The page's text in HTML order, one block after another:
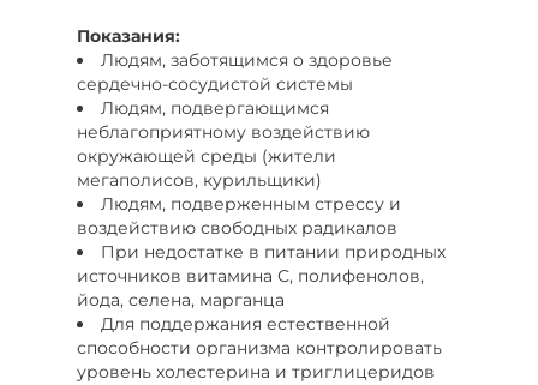
Показания:
Людям, заботящимся о здоровье
сердечно-сосудистой системы
Людям, подвергающимся
неблагоприятному воздействию
окружающей среды (жители
мегаполисов, курильщики)
Людям, подверженным стрессу и
воздействию свободных радикалов
При недостатке в питании природных
источников витамина С, полифенолов,
йода, селена, марганца
Для поддержания естественной
способности организма контролировать
уровень холестерина и триглицеридов